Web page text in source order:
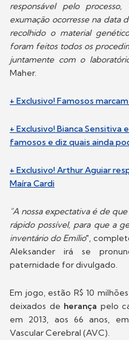
responsável pelo
exumação ocorresse na data
recolhido o material
foram feitos todos os
juntamente com o
Maher.
+ Exclusivo! Famosos
+ Exclusivo! Bianca
famosos e diz quais ainda
+ Exclusivo! Arthur Aguiar
Maíra Cardi
"A nossa expectativa é de
rápido possível, para que a
inventário do Emílio",
Aleksander irá se
paternidade for divulgado.
Em jogo, estão R$ 10
deixados de herança pelo
em 2013, aos 66 anos,
Vascular Cerebral (AVC).